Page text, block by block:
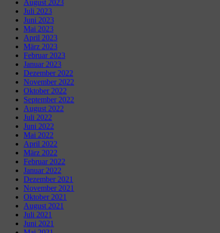
August 2023
Juli 2023
Juni 2023
Mai 2023
April 2023
März 2023
Februar 2023
Januar 2023
Dezember 2022
November 2022
Oktober 2022
September 2022
August 2022
Juli 2022
Juni 2022
Mai 2022
April 2022
März 2022
Februar 2022
Januar 2022
Dezember 2021
November 2021
Oktober 2021
August 2021
Juli 2021
Juni 2021